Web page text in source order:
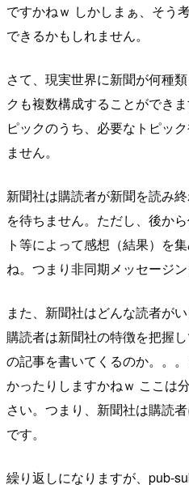
ですかねｗ しかしまぁ、そう
できるかもしれません。
さて、現実世界に新聞が何種
クも複数構成することができ
ピックのうち、必要なトピッ
ません。
新聞社は購読者が新聞を読み
を待ちません。ただし、後か
ト等によって感想（結果）を
ね。つまり非同期メッセージン
また、新聞社はどんな読者が
購読者は新聞社の特徴を把握
の記事を書いてくるのか。。
かったりしますかねｗ ここは
さい。つまり、新聞社は購読
です。
繰り返しになりますが、pub-